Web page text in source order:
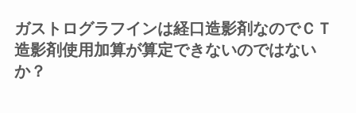
ガストログラフインは経口造影剤なのでＣＴ
造影剤使用加算が算定できないのではない
か？